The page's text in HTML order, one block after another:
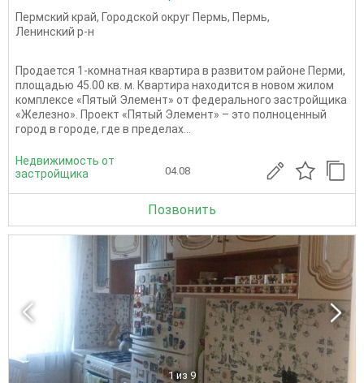
Пермский край, Городской округ Пермь, Пермь,
Ленинский р-н
Продается 1-комнатная квартира в развитом районе Перми,
площадью 45.00 кв. м. Квартира находится в новом жилом
комплексе «Пятый Элемент» от федерального застройщика
«Железно». Проект «Пятый Элемент» – это полноценный
город в городе, где в пределах...
Недвижимость от
застройщика
04.08
Позвонить
1 из 9